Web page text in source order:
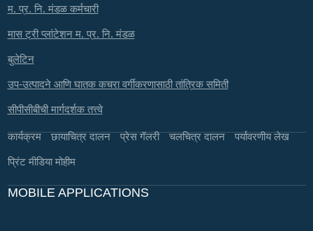
म. प्र. नि. मंडळ कर्मचारी
मास ट्री प्लांटेशन म. प्र. नि. मंडळ
बुलेटिन
उप-उत्पादने आणि घातक कचरा वर्गीकरणासाठी तांत्रिक समिती
सीपीसीबीची मार्गदर्शक तत्त्वे
कार्यक्रम छायाचित्र दालन प्रेस गॅलरी चलचित्र दालन पर्यावरणीय लेख
प्रिंट मीडिया मोहीम
MOBILE APPLICATIONS